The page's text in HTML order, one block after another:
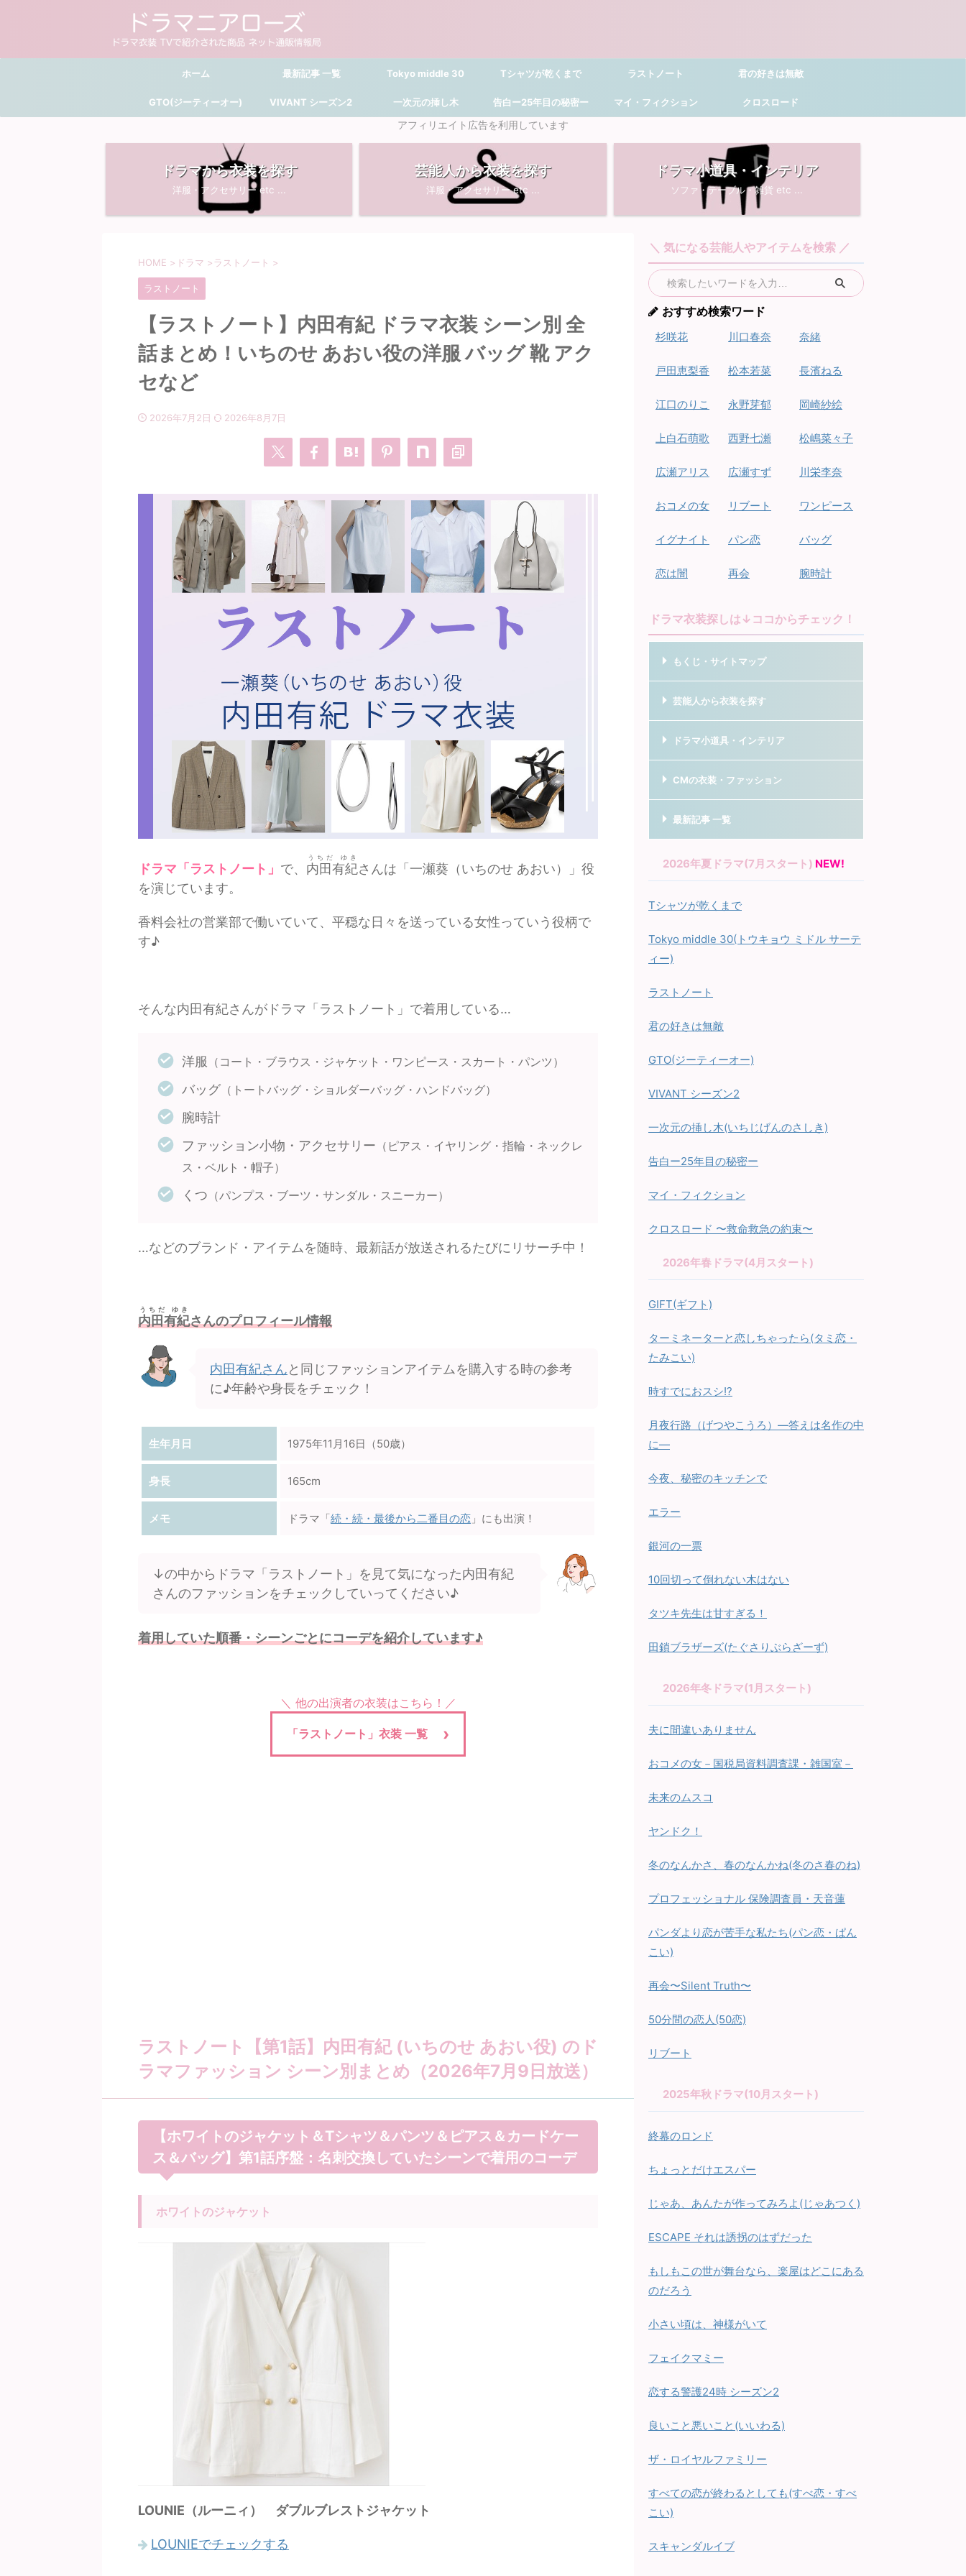
ホーム 最新記事 一覧 Tokyo middle 30 Tシャツが乾くまで ラストノート 君の好きは無敵
GTO(ジーティーオー) VIVANT シーズン2 一次元の挿し木 告白ー25年目の秘密ー マイ・フィクション
クロスロード
アフィリエイト広告を利用しています
ドラマから衣装を探す
洋服・アクセサリー etc ...
芸能人から衣装を探す
洋服・アクセサリー etc ...
ドラマ小道具・インテリア
ソファ・テーブル・雑貨 etc ...
HOME > ドラマ >ラストノート >
ラストノート
【ラストノート】内田有紀 ドラマ衣装 シーン別 全
話まとめ！いちのせ あおい役の洋服 バッグ 靴 アク
セなど
2026年7月2日 2026年8月7日
ドラマ「ラストノート」 で、 内田有紀
うちだ ゆき
さんは「一瀬葵（いちのせ あおい）」役
を演じています。
香料会社の営業部で働いていて、平穏な日々を送っている女性っていう役柄で
す♪
そんな内田有紀さんがドラマ「ラストノート」で着用している…
洋服 （コート・ブラウス・ジャケット・ワンピース・スカート・パンツ）
バッグ（トートバッグ・ショルダーバッグ・ハンドバッグ）
腕時計
ファッション小物・アクセサリー （ピアス・イヤリング・指輪・ネックレ
ス・ベルト・帽子）
くつ （パンプス・ブーツ・サンダル・スニーカー）
…などのブランド・アイテムを随時、最新話が放送されるたびにリサーチ中！
内田有紀
うちだ ゆき
さんのプロフィール情報
内田有紀さんと同じファッションアイテムを購入する時の参考
に♪年齢や身長をチェック！
生年月日 1975年11月16日（50歳）
身長 165cm
メモ ドラマ「続・続・最後から二番目の恋 」にも出演！
↓の中からドラマ「ラストノート」を見て気になった内田有紀
さんのファッションをチェックしていってください♪
着用していた順番・シーンごとにコーデを紹介しています♪
＼ 他の出演者の衣装はこちら！／
「ラストノート」衣装 一覧
ラストノート【第1話】内田有紀 (いちのせ あおい役) のド
ラマファッション シーン別まとめ（2026年7月9日放送）
【ホワイトのジャケット＆Tシャツ＆パンツ＆ピアス＆カードケー
ス＆バッグ】第1話序盤：名刺交換していたシーンで着用のコーデ
ホワイトのジャケット
LOUNIE（ルーニィ） ダブルブレストジャケット
LOUNIEでチェックする
＼ 気になる芸能人やアイテムを検索 ／
おすすめ検索ワード
杉咲花
戸田恵梨香
江口のりこ
上白石萌歌
広瀬アリス
おコメの女
イグナイト
恋は闇
川口春奈
松本若菜
永野芽郁
西野七瀬
広瀬すず
リブート
パン恋
再会
奈緒
長濱ねる
岡崎紗絵
松嶋菜々子
川栄李奈
ワンピース
バッグ
腕時計
ドラマ衣装探しは↓ココからチェック！
もくじ・サイトマップ
芸能人から衣装を探す
ドラマ小道具・インテリア
CMの衣装・ファッション
最新記事 一覧
2026年夏ドラマ(7月スタート) NEW!
Tシャツが乾くまで
Tokyo middle 30(トウキョウ ミドル サーテ
ィー)
ラストノート
君の好きは無敵
GTO(ジーティーオー)
VIVANT シーズン2
一次元の挿し木(いちじげんのさしき)
告白ー25年目の秘密ー
マイ・フィクション
クロスロード 〜救命救急の約束〜
2026年春ドラマ(4月スタート)
GIFT(ギフト)
ターミネーターと恋しちゃったら(タミ恋・
たみこい)
時すでにおスシ!?
月夜行路（げつやこうろ）—答えは名作の中
に—
今夜、秘密のキッチンで
エラー
銀河の一票
10回切って倒れない木はない
タツキ先生は甘すぎる！
田鎖ブラザーズ(たぐさりぶらざーず)
2026年冬ドラマ(1月スタート)
夫に間違いありません
おコメの女－国税局資料調査課・雑国室－
未来のムスコ
ヤンドク！
冬のなんかさ、春のなんかね(冬のさ春のね)
プロフェッショナル 保険調査員・天音蓮
パンダより恋が苦手な私たち(パン恋・ぱん
こい)
再会〜Silent Truth〜
50分間の恋人(50恋)
リブート
2025年秋ドラマ(10月スタート)
終幕のロンド
ちょっとだけエスパー
じゃあ、あんたが作ってみろよ(じゃあつく)
ESCAPE それは誘拐のはずだった
もしもこの世が舞台なら、楽屋はどこにある
のだろう
小さい頃は、神様がいて
フェイクマミー
恋する警護24時 シーズン2
良いこと悪いこと(いいわる)
ザ・ロイヤルファミリー
すべての恋が終わるとしても(すべ恋・すべ
こい)
スキャンダルイブ